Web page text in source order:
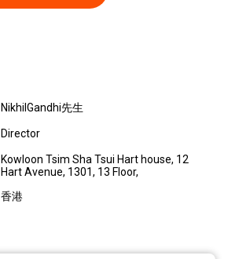
NikhilGandhi先生
Director
Kowloon Tsim Sha Tsui Hart house, 12
Hart Avenue, 1301, 13 Floor,
香港